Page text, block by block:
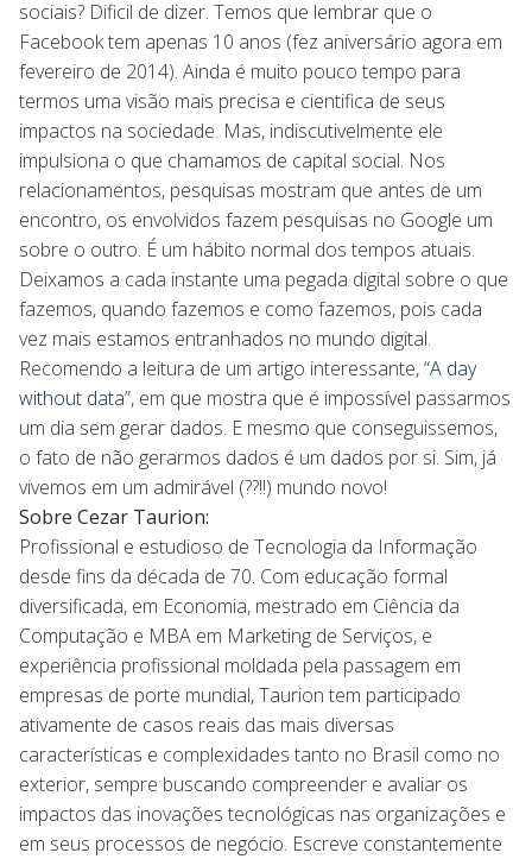
sociais? Dificil de dizer. Temos que lembrar que o
Facebook tem apenas 10 anos (fez aniversário agora em
fevereiro de 2014). Ainda é muito pouco tempo para
termos uma visão mais precisa e cientifica de seus
impactos na sociedade. Mas, indiscutivelmente ele
impulsiona o que chamamos de capital social. Nos
relacionamentos, pesquisas mostram que antes de um
encontro, os envolvidos fazem pesquisas no Google um
sobre o outro. É um hábito normal dos tempos atuais.
Deixamos a cada instante uma pegada digital sobre o que
fazemos, quando fazemos e como fazemos, pois cada
vez mais estamos entranhados no mundo digital.
Recomendo a leitura de um artigo interessante, “A day
without data”, em que mostra que é impossível passarmos
um dia sem gerar dados. E mesmo que conseguissemos,
o fato de não gerarmos dados é um dados por si. Sim, já
vivemos em um admirável (??!!) mundo novo!
Sobre Cezar Taurion:
Profissional e estudioso de Tecnologia da Informação
desde fins da década de 70. Com educação formal
diversificada, em Economia, mestrado em Ciência da
Computação e MBA em Marketing de Serviços, e
experiência profissional moldada pela passagem em
empresas de porte mundial, Taurion tem participado
ativamente de casos reais das mais diversas
características e complexidades tanto no Brasil como no
exterior, sempre buscando compreender e avaliar os
impactos das inovações tecnológicas nas organizações e
em seus processos de negócio. Escreve constantemente